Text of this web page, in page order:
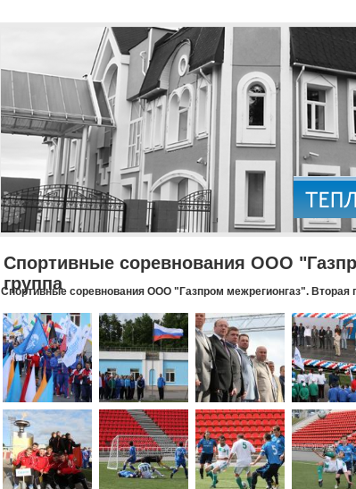
Спортивные соревнования ООО
группа
Спортивные соревнования ООО "Газпром межрегионгаз". Вторая